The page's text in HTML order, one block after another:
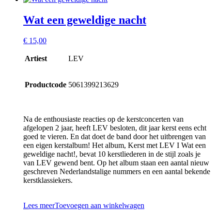
Wat een geweldige nacht
€ 15,00
Artiest LEV
Productcode 5061399213629
Na de enthousiaste reacties op de kerstconcerten van
afgelopen 2 jaar, heeft LEV besloten, dit jaar kerst eens echt
goed te vieren. En dat doet de band door het uitbrengen van
een eigen kerstalbum! Het album, Kerst met LEV I Wat een
geweldige nacht!, bevat 10 kerstliederen in de stijl zoals je
van LEV gewend bent. Op het album staan een aantal nieuw
geschreven Nederlandstalige nummers en een aantal bekende
kerstklassiekers.
Lees meerToevoegen aan winkelwagen